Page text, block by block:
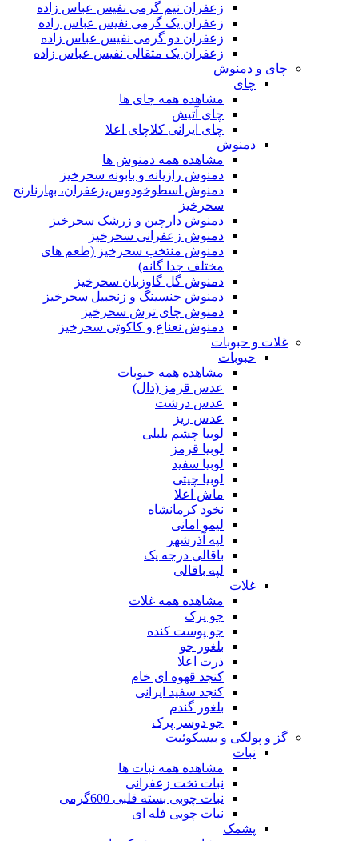
زعفران نیم گرمی نفیس عباس زاده
زعفران یک گرمی نفیس عباس زاده
زعفران دو گرمی نفیس عباس زاده
زعفران یک مثقالی نفیس عباس زاده
چای و دمنوش
چای
مشاهده همه چای ها
چای آتیش
چای ایرانی کلاچای اعلا
دمنوش
مشاهده همه دمنوش ها
دمنوش رازیانه و بابونه سحرخیز
دمنوش اسطوخودوس،زعفران، بهارنارنج
سحرخیز
دمنوش دارچین و زرشک سحرخیز
دمنوش زعفرانی سحرخیز
دمنوش منتخب سحرخیز (طعم های
مختلف جدا گانه)
دمنوش گل گاوزبان سحرخیز
دمنوش جنسینگ و زنجبیل سحرخیز
دمنوش چای ترش سحرخیز
دمنوش نعناع و کاکوتی سحرخیز
غلات و حبوبات
حبوبات
مشاهده همه حبوبات
عدس قرمز (دال)
عدس درشت
عدس ریز
لوبیا چشم بلبلی
لوبیا قرمز
لوبیا سفید
لوبیا چیتی
ماش اعلا
نخود کرمانشاه
لیمو امانی
لپه آذرشهر
باقالی درجه یک
لپه باقالی
غلات
مشاهده همه غلات
جو پرک
جو پوست کنده
بلغور جو
ذرت اعلا
کنجد قهوه ای خام
کنجد سفید ایرانی
بلغور گندم
جو دوسر پرک
گز و پولکی و بیسکوئیت
نبات
مشاهده همه نبات ها
نبات تخت زعفرانی
نبات چوبی بسته قلبی 600گرمی
نبات چوبی فله ای
پشمک